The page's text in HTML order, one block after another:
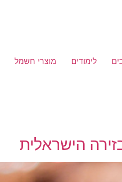
לימודים מוצרי חשמל
הישראלית